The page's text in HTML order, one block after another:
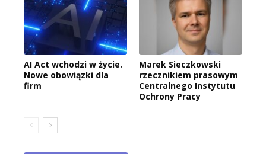
AI Act wchodzi w życie.
Nowe obowiązki dla
firm
Marek Sieczkowski
rzecznikiem prasowym
Centralnego Instytutu
Ochrony Pracy